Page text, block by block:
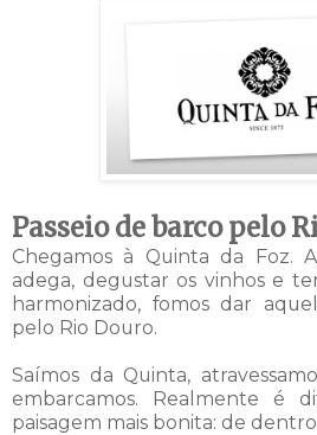
Passeio de barco pelo
Chegamos à Quinta da Foz.
adega, degustar os vinhos e
harmonizado, fomos dar
pelo Rio Douro.
Saímos da Quinta,
embarcamos. Realmente é
paisagem mais bonita: de